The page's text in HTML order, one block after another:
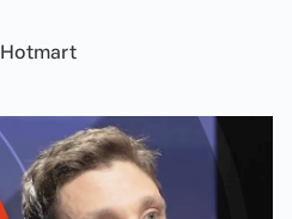
Hotmart